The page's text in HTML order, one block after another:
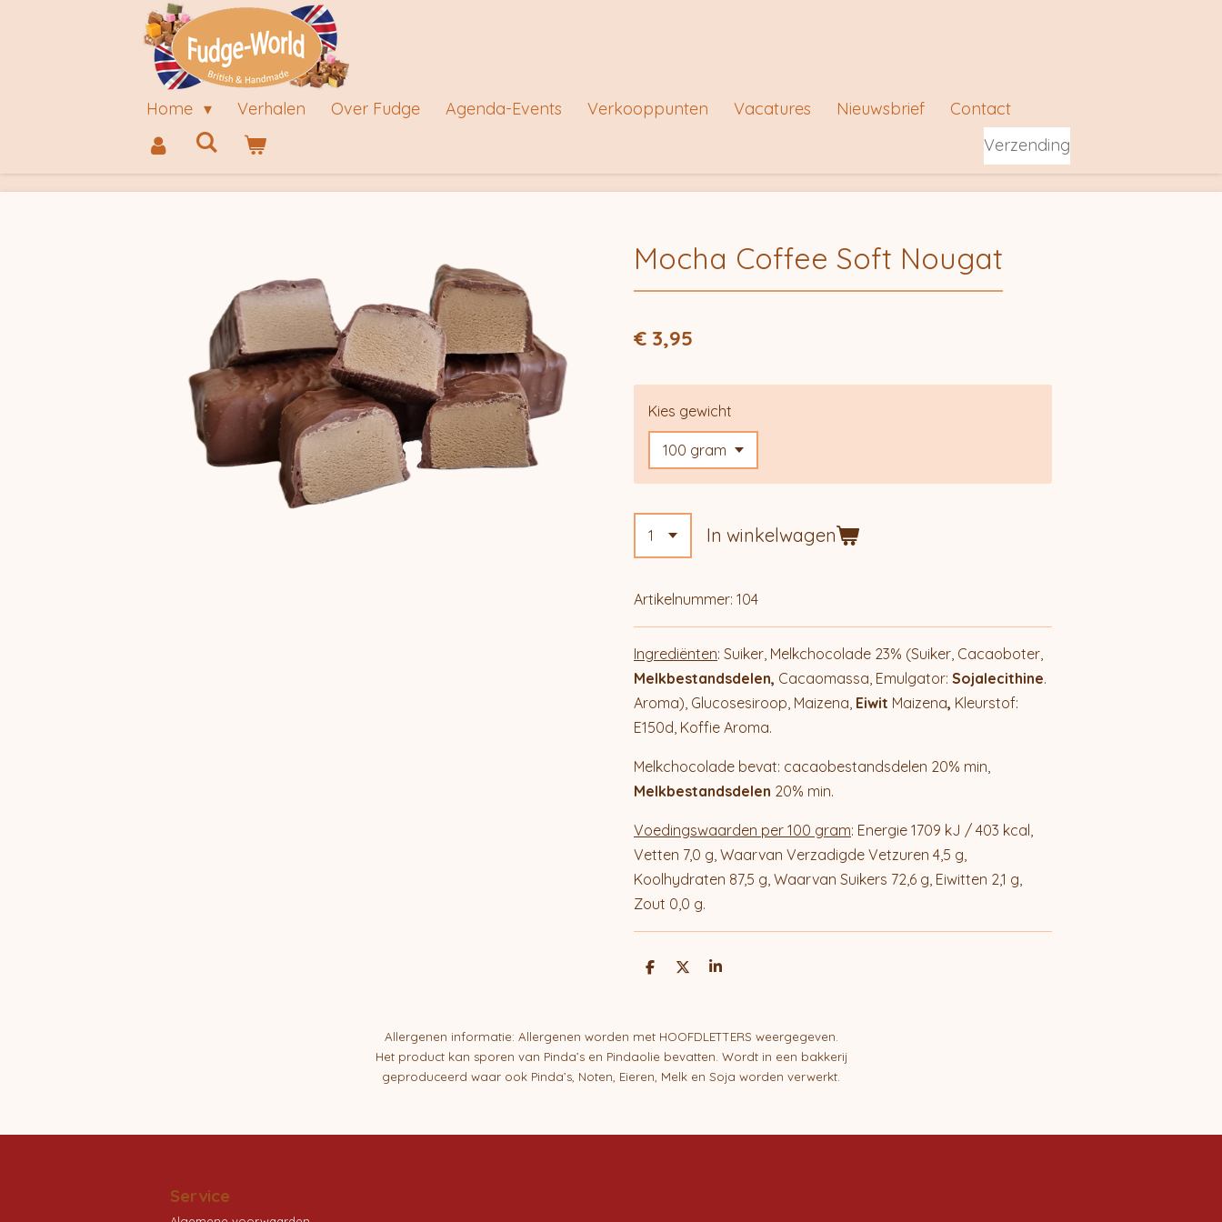
Home Verhalen Over Fudge Agenda-Events Verkooppunten Vacatures Nieuwsbrief
Contact
Verzending
Mocha Coffee Soft Nougat
€ 3,95
Kies gewicht
In winkelwagen
Artikelnummer: 104
Ingrediënten: Suiker, Melkchocolade 23% (Suiker, Cacaoboter,
Melkbestandsdelen, Cacaomassa, Emulgator: Sojalecithine.
Aroma), Glucosesiroop, Maizena, Eiwit Maizena, Kleurstof:
E150d, Koffie Aroma.
Melkchocolade bevat: cacaobestandsdelen 20% min,
Melkbestandsdelen 20% min.
Voedingswaarden per 100 gram: Energie 1709 kJ / 403 kcal,
Vetten 7,0 g, Waarvan Verzadigde Vetzuren 4,5 g,
Koolhydraten 87,5 g, Waarvan Suikers 72,6 g, Eiwitten 2,1 g,
Zout 0,0 g.
D
n
D
S
e
Allergenen informatie: Allergenen worden met HOOFDLETTERS weergegeven.
Het product kan sporen van Pinda’s en Pindaolie bevatten. Wordt in een bakkerij
geproduceerd waar ook Pinda’s, Noten, Eieren, Melk en Soja worden verwerkt.
Service